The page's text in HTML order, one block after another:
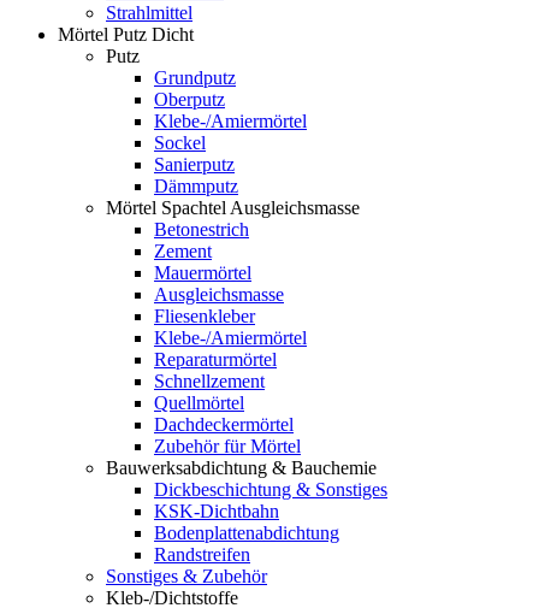
Strahlmittel
Mörtel Putz Dicht
Putz
Grundputz
Oberputz
Klebe-/Amiermörtel
Sockel
Sanierputz
Dämmputz
Mörtel Spachtel Ausgleichsmasse
Betonestrich
Zement
Mauermörtel
Ausgleichsmasse
Fliesenkleber
Klebe-/Amiermörtel
Reparaturmörtel
Schnellzement
Quellmörtel
Dachdeckermörtel
Zubehör für Mörtel
Bauwerksabdichtung & Bauchemie
Dickbeschichtung & Sonstiges
KSK-Dichtbahn
Bodenplattenabdichtung
Randstreifen
Sonstiges & Zubehör
Kleb-/Dichtstoffe